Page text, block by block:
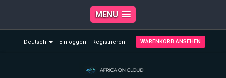
MENU
Deutsch Einloggen Registrieren WARENKORB ANSEHEN